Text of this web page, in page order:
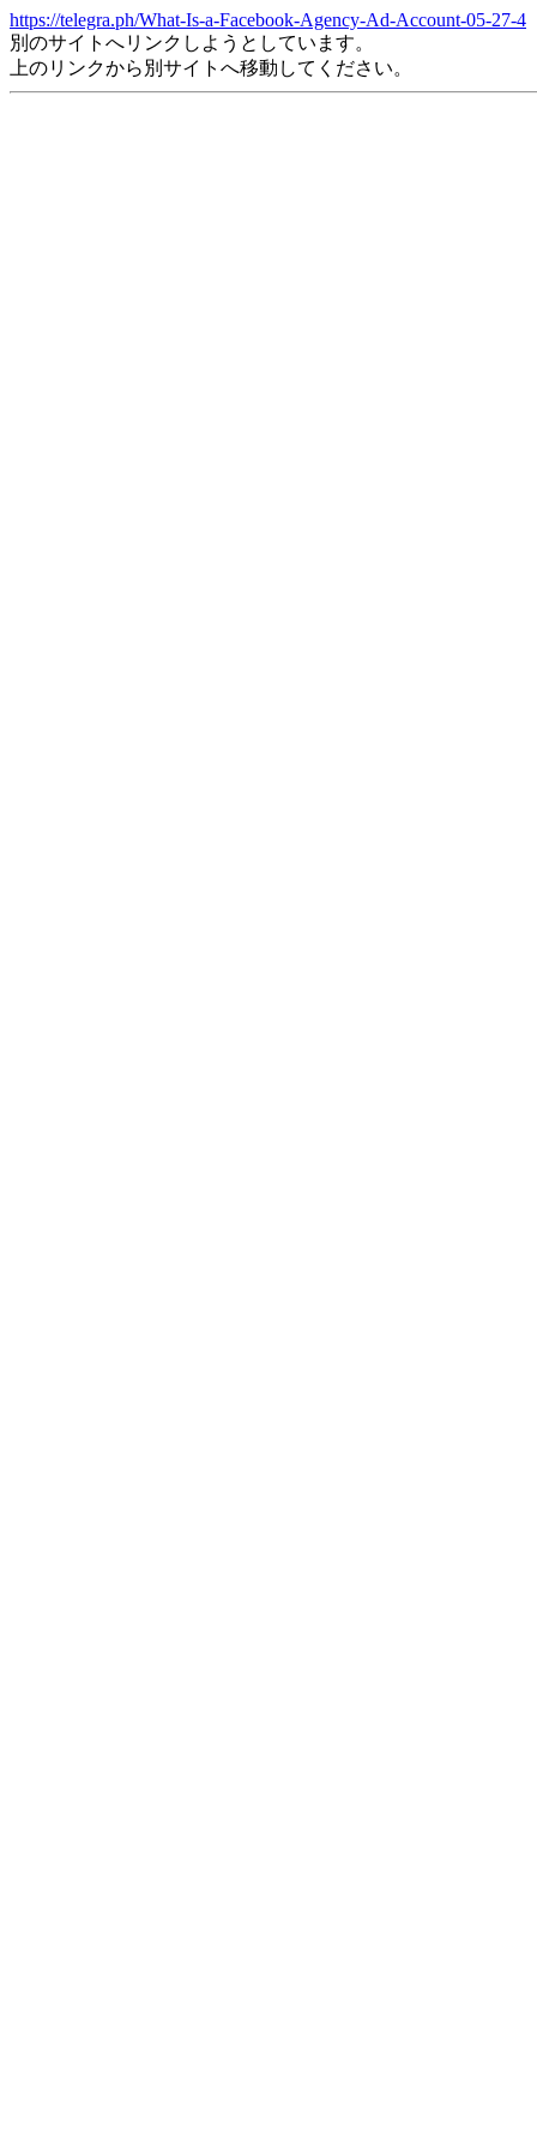
https://telegra.ph/What-Is-a-Facebook-Agency-Ad-Account-05-27-4
別のサイトへリンクしようとしています。
上のリンクから別サイトへ移動してください。